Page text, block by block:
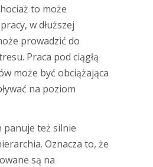
to może
w dłuższej
prowadzić do
Praca pod ciągłą
może być obciążająca
na poziom
panuje też silnie
Oznacza to, że
są na